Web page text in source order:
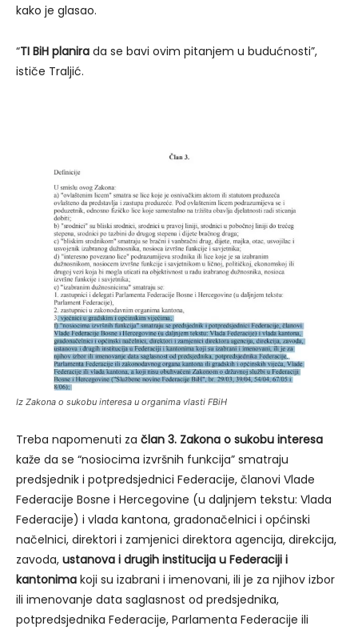
kako je glasao.
“TI BiH planira da se bavi ovim pitanjem u budućnosti”,
ističe Traljić.
Iz Zakona o sukobu interesa u organima vlasti FBiH
Treba napomenuti za član 3. Zakona o sukobu interesa
kaže da se “nosiocima izvršnih funkcija” smatraju
predsjednik i potpredsjednici Federacije, članovi Vlade
Federacije Bosne i Hercegovine (u daljnjem tekstu: Vlada
Federacije) i vlada kantona, gradonačelnici i općinski
načelnici, direktori i zamjenici direktora agencija, direkcija,
zavoda, ustanova i drugih institucija u Federaciji i
kantonima koji su izabrani i imenovani, ili je za njihov izbor
ili imenovanje data saglasnost od predsjednika,
potpredsjednika Federacije, Parlamenta Federacije ili